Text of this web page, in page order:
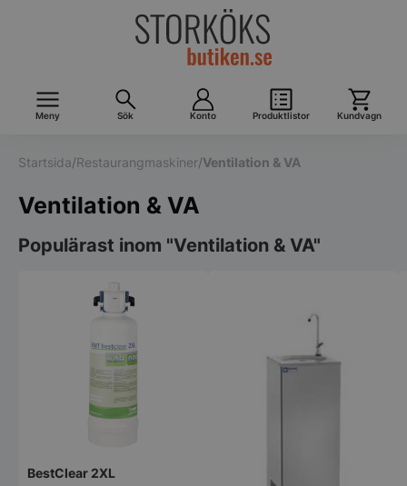
Meny Sök Konto Produktlistor Kundvagn
Startsida/Restaurangmaskiner/Ventilation & VA
Ventilation & VA
Populärast inom "Ventilation & VA"
BestClear 2XL